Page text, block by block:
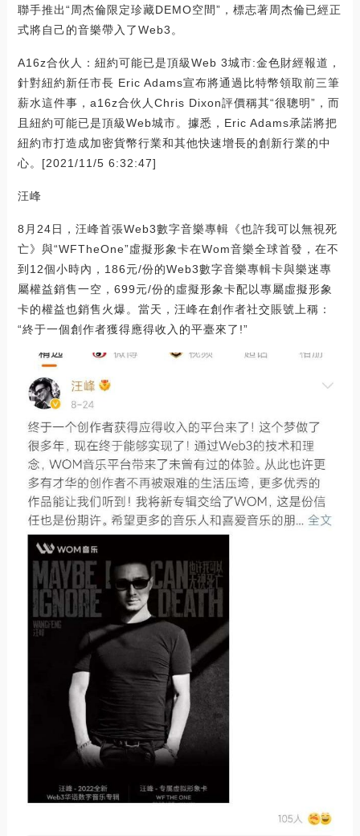
聯手推出“周杰倫限定珍藏DEMO空間”，標志著周杰倫已經正
式將自己的音樂帶入了Web3。
A16z合伙人：紐約可能已是頂級Web 3城市:金色財經報道，
針對紐約新任市長 Eric Adams宣布將通過比特幣領取前三筆
薪水這件事，a16z合伙人Chris Dixon評價稱其“很聰明”，而
且紐約可能已是頂級Web城市。據悉，Eric Adams承諾將把
紐約市打造成加密貨幣行業和其他快速增長的創新行業的中
心。[2021/11/5 6:32:47]
汪峰
8月24日，汪峰首張Web3數字音樂專輯《也許我可以無視死
亡》與“WFTheOne”虛擬形象卡在Wom音樂全球首發，在不
到12個小時內，186元/份的Web3數字音樂專輯卡與樂迷專
屬權益銷售一空，699元/份的虛擬形象卡配以專屬虛擬形象
卡的權益也銷售火爆。當天，汪峰在創作者社交賬號上稱：
“終于一個創作者獲得應得收入的平臺來了!”